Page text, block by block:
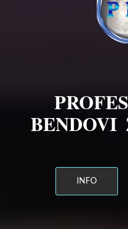
BENDOVI
INFO